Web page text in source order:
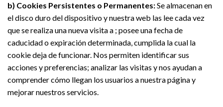
b) Cookies Persistentes o Permanentes:Se almacenan en
el disco duro del dispositivo y nuestra web las lee cada vez
que se realiza una nueva visita a ; posee una fecha de
caducidad o expiración determinada, cumplida la cual la
cookie deja de funcionar. Nos permiten identificar sus
acciones y preferencias; analizar las visitas y nos ayudan a
comprender cómo llegan los usuarios a nuestra página y
mejorar nuestros servicios.